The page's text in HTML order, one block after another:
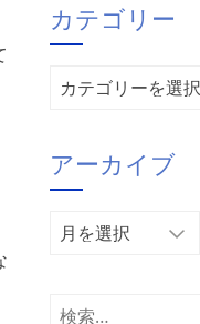
カテゴリー
カ
リ
ー
アーカイブ
ア
イ
検